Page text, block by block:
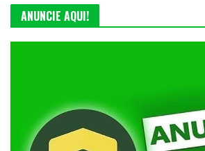
ANUNCIE AQUI!